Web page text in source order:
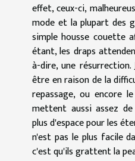
effet, ceux-ci,
mode et la plupart des
simple housse couette
étant, les draps
à-dire, une
être en raison de la
repassage, ou encore
mettent aussi assez
plus d'espace pour les
n'est pas le plus facile
c'est qu'ils grattent la